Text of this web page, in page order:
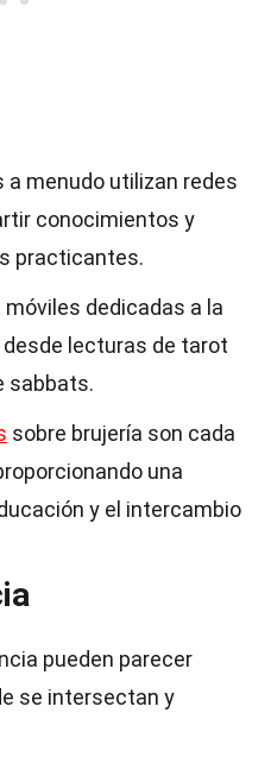
a menudo utilizan redes
conocimientos y
practicantes.
dedicadas a la
desde lecturas de tarot
sabbats.
sobre brujería son cada
una
y el intercambio
pueden parecer
se intersectan y